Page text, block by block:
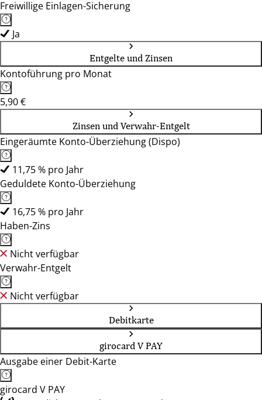
Freiwillige Einlagen-Sicherung
Ja
Entgelte und Zinsen
Kontoführung pro Monat
5,90 €
Zinsen und Verwahr-Entgelt
Eingeräumte Konto-Überziehung (Dispo)
11,75 % pro Jahr
Geduldete Konto-Überziehung
16,75 % pro Jahr
Haben-Zins
Nicht verfügbar
Verwahr-Entgelt
Nicht verfügbar
Debitkarte
girocard V PAY
Ausgabe einer Debit-Karte
girocard V PAY